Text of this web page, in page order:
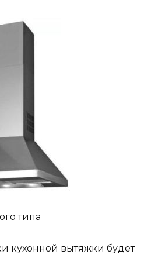
типа
кухонной вытяжки будет